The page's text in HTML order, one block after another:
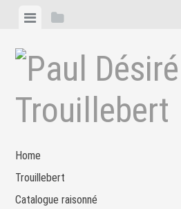
Zum
springen
MenüSeitenleiste
Home
Trouillebert
Catalogue raisonné